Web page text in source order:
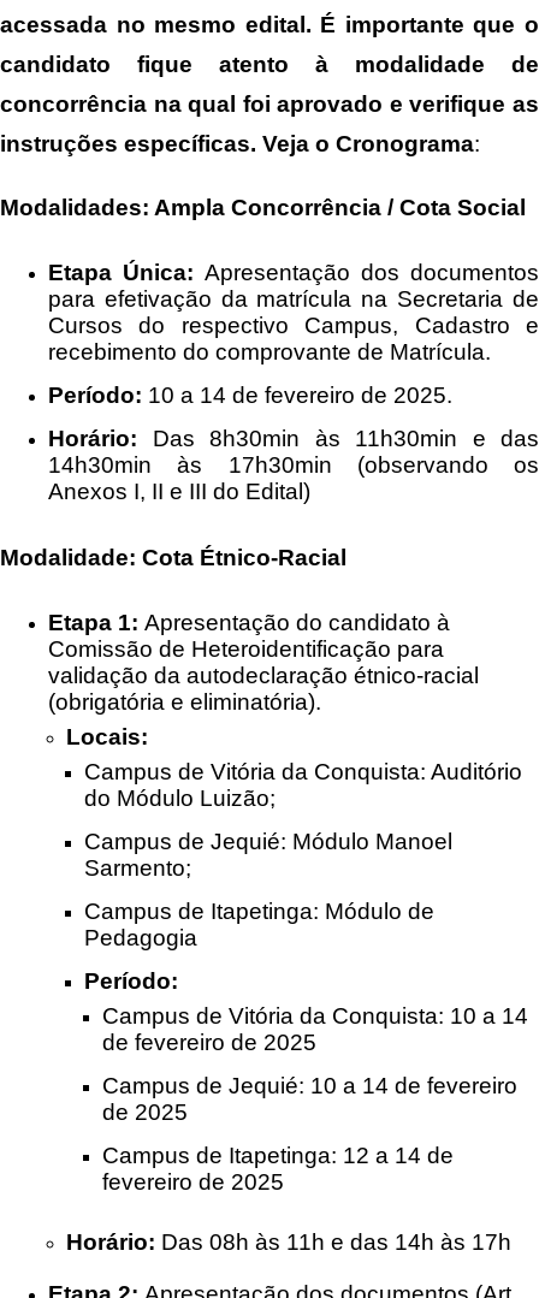
acessada no mesmo edital. É importante que o
candidato fique atento à modalidade de
concorrência na qual foi aprovado e verifique as
instruções específicas. Veja o Cronograma:
Modalidades: Ampla Concorrência / Cota Social
Etapa Única: Apresentação dos documentos
para efetivação da matrícula na Secretaria de
Cursos do respectivo Campus, Cadastro e
recebimento do comprovante de Matrícula.
Período: 10 a 14 de fevereiro de 2025.
Horário: Das 8h30min às 11h30min e das
14h30min às 17h30min (observando os
Anexos I, II e III do Edital)
Modalidade: Cota Étnico-Racial
Etapa 1: Apresentação do candidato à
Comissão de Heteroidentificação para
validação da autodeclaração étnico-racial
(obrigatória e eliminatória).
Locais:
Campus de Vitória da Conquista: Auditório
do Módulo Luizão;
Campus de Jequié: Módulo Manoel
Sarmento;
Campus de Itapetinga: Módulo de
Pedagogia
Período:
Campus de Vitória da Conquista: 10 a 14
de fevereiro de 2025
Campus de Jequié: 10 a 14 de fevereiro
de 2025
Campus de Itapetinga: 12 a 14 de
fevereiro de 2025
Horário: Das 08h às 11h e das 14h às 17h